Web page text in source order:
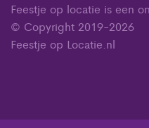
Feestje op locatie is een
© Copyright 2019-2026
Feestje op Locatie.nl